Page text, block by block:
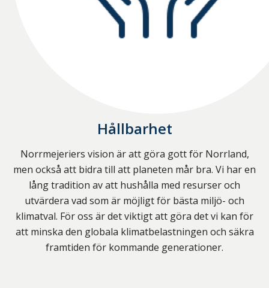
Hållbarhet
Norrmejeriers vision är att göra gott för Norrland,
men också att bidra till att planeten mår bra. Vi har en
lång tradition av att hushålla med resurser och
utvärdera vad som är möjligt för bästa miljö- och
klimatval. För oss är det viktigt att göra det vi kan för
att minska den globala klimatbelastningen och säkra
framtiden för kommande generationer.